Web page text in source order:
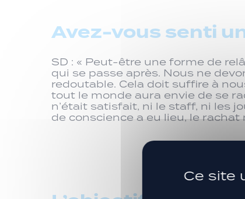
Avez-vous senti
SD : « Peut-être une forme de
qui se passe après. Nous ne
redoutable. Cela doit suffire à
tout le monde aura envie de se
n’était satisfait, ni le staff, ni les
de conscience a eu lieu, le
Ce site